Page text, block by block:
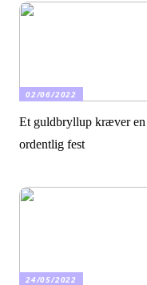
02/06/2022
Et guldbryllup kræver en
ordentlig fest
24/05/2022